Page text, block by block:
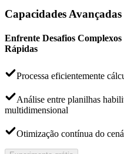
Capacidades
Enfrente Desafios
Rápidas
Processa eficientemente
Análise entre planilhas
multidimensional
Otimização contínua do